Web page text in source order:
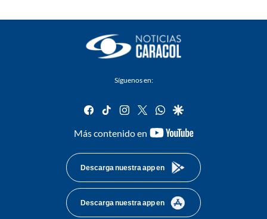
Síguenos en:
facebook
tiktok instagram
twitterwhatsapp
google
Más contenido en
youtube-
Descarga nuestra app en
Descarga nuestra app en